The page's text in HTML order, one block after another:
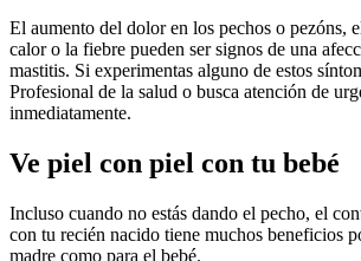
El aumento del dolor en los pechos o pezóns,
calor o la fiebre pueden ser signos de una
mastitis. Si experimentas alguno de estos
Profesional de la salud o busca atención de
inmediatamente.
Ve piel con piel con tu bebé
Incluso cuando no estás dando el pecho, el
con tu recién nacido tiene muchos beneficios
madre como para el bebé.